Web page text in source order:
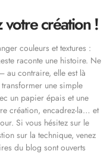
votre création !
couleurs et textures :
raconte une histoire. Ne
au contraire, elle est là
une simple
un papier épais et une
création, encadrez-la… et
Si vous hésitez sur le
sur la technique, venez
du blog sont ouverts